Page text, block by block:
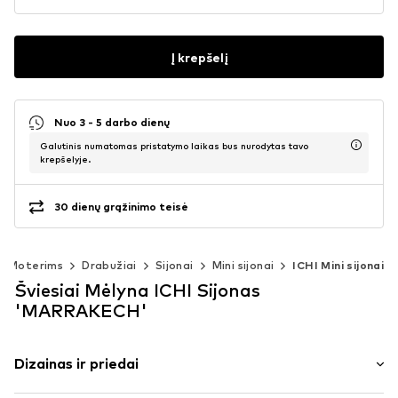
Į krepšelį
Nuo 3 - 5 darbo dienų
Galutinis numatomas pristatymo laikas bus nurodytas tavo
krepšelyje.
30 dienų grąžinimo teisė
Moterims Drabužiai Sijonai Mini sijonai ICHI Mini sijonai
Šviesiai Mėlyna ICHI Sijonas
'MARRAKECH'
Dizainas ir priedai